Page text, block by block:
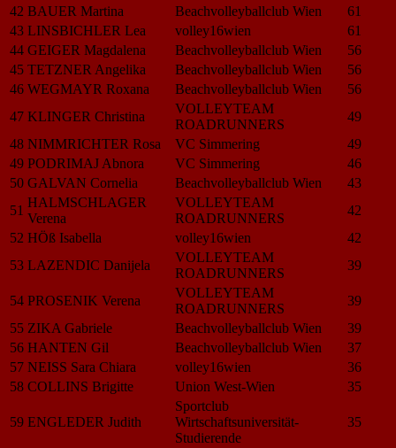
42 BAUER Martina Beachvolleyballclub Wien
61
43 LINSBICHLER Lea volley16wien
61
44 GEIGER Magdalena Beachvolleyballclub Wien
56
45 TETZNER Angelika Beachvolleyballclub Wien
56
46 WEGMAYR Roxana Beachvolleyballclub Wien
56
47 KLINGER Christina
VOLLEYTEAM
ROADRUNNERS
49
48 NIMMRICHTER Rosa VC Simmering
49
49 PODRIMAJ Abnora VC Simmering
46
50 GALVAN Cornelia Beachvolleyballclub Wien
43
51
HALMSCHLAGER
Verena
VOLLEYTEAM
ROADRUNNERS
42
52 HÖß Isabella volley16wien
42
53 LAZENDIC Danijela
VOLLEYTEAM
ROADRUNNERS
39
54 PROSENIK Verena
VOLLEYTEAM
ROADRUNNERS
39
55 ZIKA Gabriele Beachvolleyballclub Wien
39
56 HANTEN Gil Beachvolleyballclub Wien
37
57 NEISS Sara Chiara volley16wien
36
58 COLLINS Brigitte Union West-Wien 35
59 ENGLEDER Judith
Sportclub
Wirtschaftsuniversität-
Studierende
35